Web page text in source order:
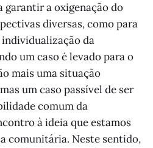
a oxigenação do
diversas, como para
da
um caso é levado para o
mais uma situação
um caso passível de ser
comum da
à ideia que estamos
comunitária. Neste sentido,